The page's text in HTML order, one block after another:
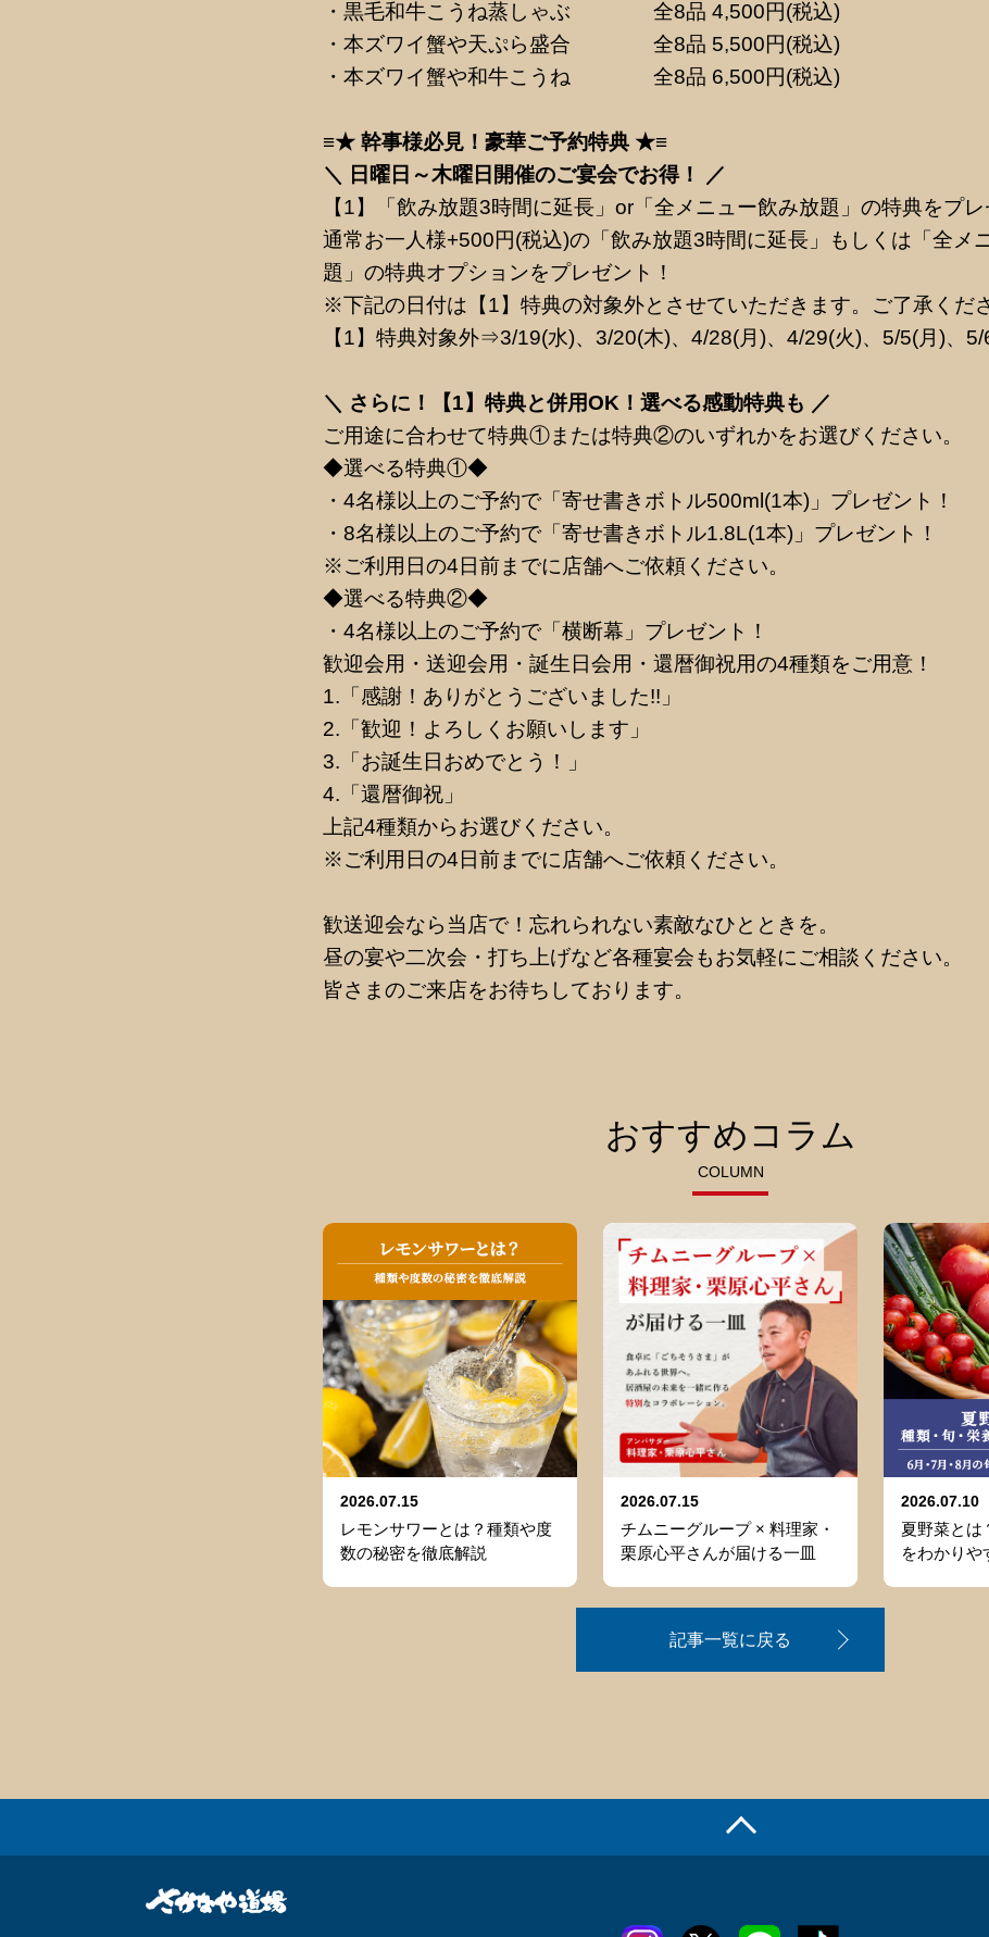
・黒毛和牛こうね蒸しゃぶ 全8品 4,500円(税込)
・本ズワイ蟹や天ぷら盛合 全8品 5,500円(税込)
・本ズワイ蟹や和牛こうね 全8品 6,500円(税込)
≡★ 幹事様必見！豪華ご予約特典 ★≡
＼ 日曜日～木曜日開催のご宴会でお得！ ／
【1】「飲み放題3時間に延長」or「全メニュー飲み放題」の特典をプレ
通常お一人様+500円(税込)の「飲み放題3時間に延長」もしくは「全メ
題」の特典オプションをプレゼント！
※下記の日付は【1】特典の対象外とさせていただきます。ご了承くださ
【1】特典対象外⇒3/19(水)、3/20(木)、4/28(月)、4/29(火)、5/5(月)、5/
＼ さらに！【1】特典と併用OK！選べる感動特典も ／
ご用途に合わせて特典①または特典②のいずれかをお選びください。
◆選べる特典①◆
・4名様以上のご予約で「寄せ書きボトル500ml(1本)」プレゼント！
・8名様以上のご予約で「寄せ書きボトル1.8L(1本)」プレゼント！
※ご利用日の4日前までに店舗へご依頼ください。
◆選べる特典②◆
・4名様以上のご予約で「横断幕」プレゼント！
歓迎会用・送迎会用・誕生日会用・還暦御祝用の4種類をご用意！
1.「感謝！ありがとうございました!!」
2.「歓迎！よろしくお願いします」
3.「お誕生日おめでとう！」
4.「還暦御祝」
上記4種類からお選びください。
※ご利用日の4日前までに店舗へご依頼ください。
歓送迎会なら当店で！忘れられない素敵なひとときを。
昼の宴や二次会・打ち上げなど各種宴会もお気軽にご相談ください。
皆さまのご来店をお待ちしております。
おすすめコラム
COLUMN
2026.07.15
レモンサワーとは？種類や度
数の秘密を徹底解説
2026.07.15
チムニーグループ × 料理家・
栗原心平さんが届ける一皿
2026.07.10
夏野菜とは
をわかりや
記事一覧に戻る